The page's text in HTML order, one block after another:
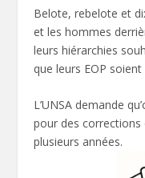
Belote, rebelote et
et les hommes
leurs hiérarchies
que leurs EOP
L’UNSA demande
pour des
plusieurs années.